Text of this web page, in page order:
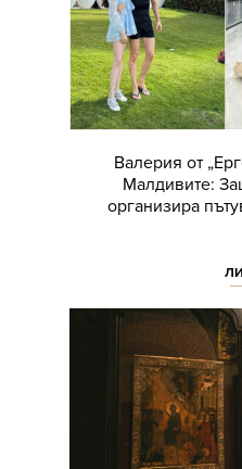
Валерия от
Малдивите:
организира